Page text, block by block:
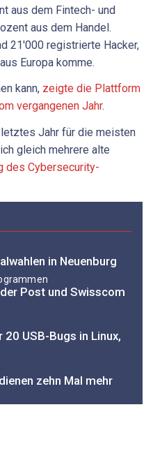
aus dem Fintech- und
aus dem Handel.
21'000 registrierte Hacker,
Europa komme.
kann, zeigte die Plattform
vergangenen Jahr.
Jahr für die meisten
gleich mehrere alte
des Cybersecurity-
in Neuenburg
Post und Swisscom
20 USB-Bugs in Linux,
zehn Mal mehr